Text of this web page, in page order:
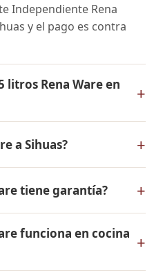
Independiente Rena
y el pago es contra
litros Rena Ware en
+
WhatsApp para conocer
disponibles y facilidades
de inicial.
a Sihuas? +
El pago es contra
tiene garantía? +
Todos los
en acero
la más alta calidad.
funciona en cocina +